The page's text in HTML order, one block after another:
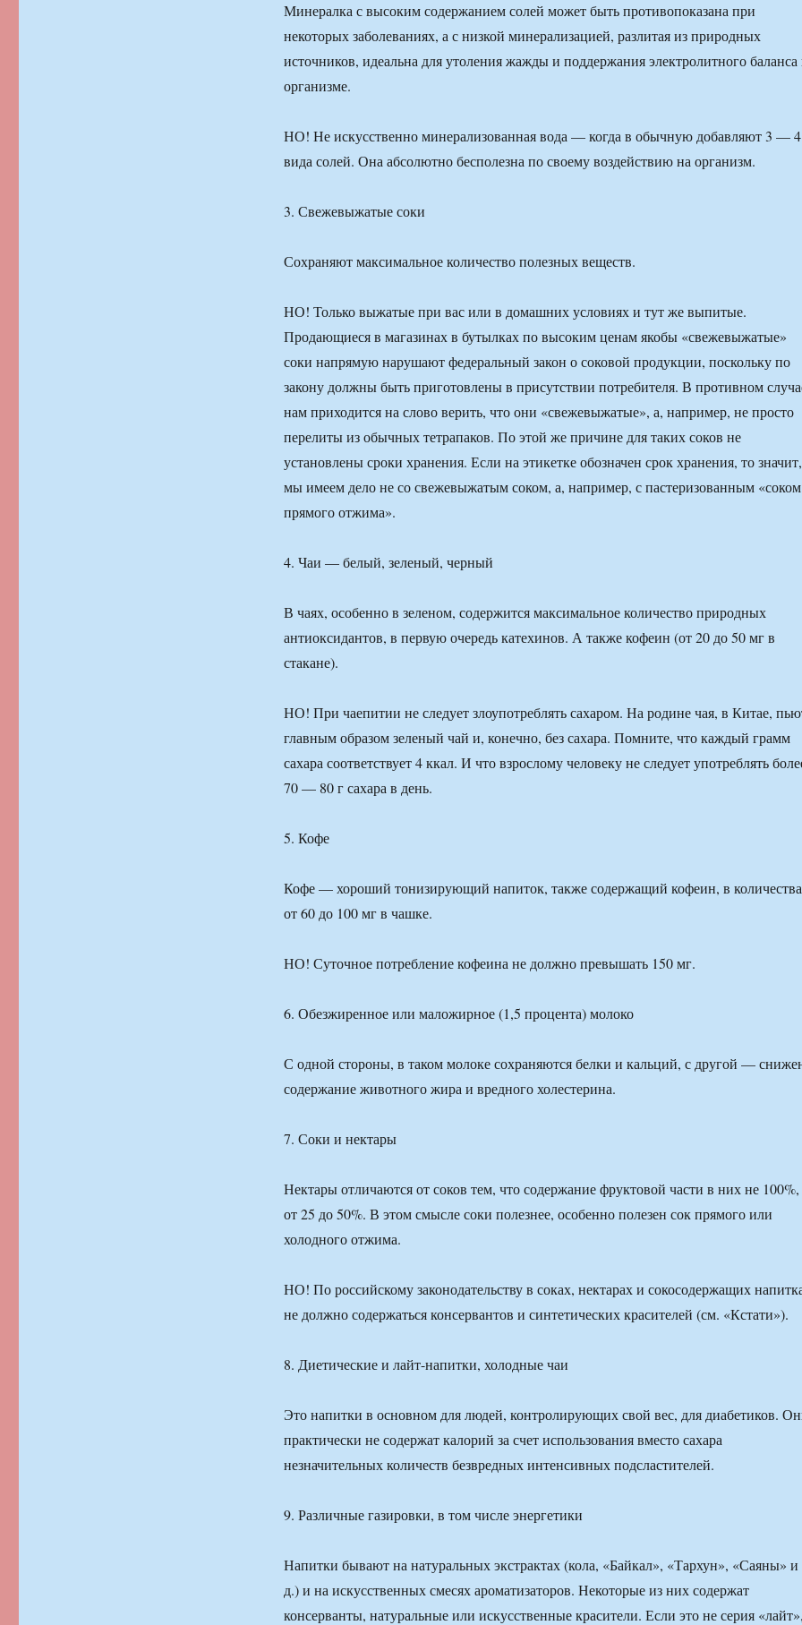
Минералка с высоким содержанием солей может быть противопоказана при
некоторых заболеваниях, а с низкой минерализацией, разлитая из природных
источников, идеальна для утоления жажды и поддержания электролитного баланса
организме.
НО! Не искусственно минерализованная вода — когда в обычную добавляют 3 — 4
вида солей. Она абсолютно бесполезна по своему воздействию на организм.
3. Свежевыжатые соки
Сохраняют максимальное количество полезных веществ.
НО! Только выжатые при вас или в домашних условиях и тут же выпитые.
Продающиеся в магазинах в бутылках по высоким ценам якобы «свежевыжатые»
соки напрямую нарушают федеральный закон о соковой продукции, поскольку по
закону должны быть приготовлены в присутствии потребителя. В противном
нам приходится на слово верить, что они «свежевыжатые», а, например, не просто
перелиты из обычных тетрапаков. По этой же причине для таких соков не
установлены сроки хранения. Если на этикетке обозначен срок хранения, то значит,
мы имеем дело не со свежевыжатым соком, а, например, с пастеризованным «соком
прямого отжима».
4. Чаи — белый, зеленый, черный
В чаях, особенно в зеленом, содержится максимальное количество природных
антиоксидантов, в первую очередь катехинов. А также кофеин (от 20 до 50 мг в
стакане).
НО! При чаепитии не следует злоупотреблять сахаром. На родине чая, в Китае,
главным образом зеленый чай и, конечно, без сахара. Помните, что каждый грамм
сахара соответствует 4 ккал. И что взрослому человеку не следует употреблять
70 — 80 г сахара в день.
5. Кофе
Кофе — хороший тонизирующий напиток, также содержащий кофеин, в
от 60 до 100 мг в чашке.
НО! Суточное потребление кофеина не должно превышать 150 мг.
6. Обезжиренное или маложирное (1,5 процента) молоко
С одной стороны, в таком молоке сохраняются белки и кальций, с другой —
содержание животного жира и вредного холестерина.
7. Соки и нектары
Нектары отличаются от соков тем, что содержание фруктовой части в них не 100%,
от 25 до 50%. В этом смысле соки полезнее, особенно полезен сок прямого или
холодного отжима.
НО! По российскому законодательству в соках, нектарах и сокосодержащих
не должно содержаться консервантов и синтетических красителей (см. «Кстати»).
8. Диетические и лайт-напитки, холодные чаи
Это напитки в основном для людей, контролирующих свой вес, для диабетиков.
практически не содержат калорий за счет использования вместо сахара
незначительных количеств безвредных интенсивных подсластителей.
9. Различные газировки, в том числе энергетики
Напитки бывают на натуральных экстрактах (кола, «Байкал», «Тархун», «Саяны» и
д.) и на искусственных смесях ароматизаторов. Некоторые из них содержат
консерванты, натуральные или искусственные красители. Если это не серия